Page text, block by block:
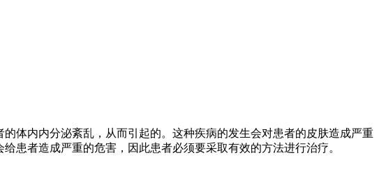
体内内分泌紊乱，从而引起的。这种疾病的发生会对患者的皮肤造成严重
患者造成严重的危害，因此患者必须要采取有效的方法进行治疗。